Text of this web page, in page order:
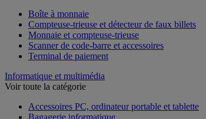
Boîte à monnaie
Compteuse-trieuse et détecteur de faux billets
Monnaie et compteuse-trieuse
Scanner de code-barre et accessoires
Terminal de paiement
Informatique et multimédia
Voir toute la catégorie
Accessoires PC, ordinateur portable et tablette
Bagagerie informatique